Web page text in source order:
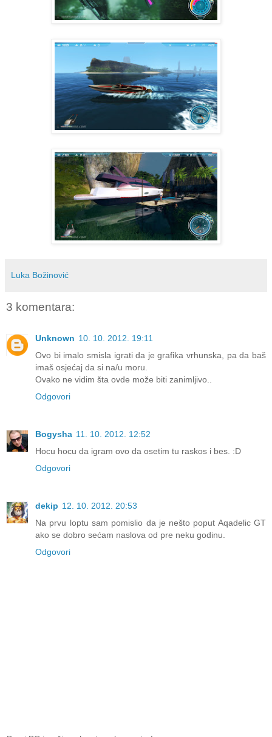
Luka Božinović
3 komentara:
Unknown 10. 10. 2012. 19:11
Ovo bi imalo smisla igrati da je grafika vrhunska, pa da baš
imaš osjećaj da si na/u moru.
Ovako ne vidim šta ovde može biti zanimljivo..
Odgovori
Bogysha 11. 10. 2012. 12:52
Hocu hocu da igram ovo da osetim tu raskos i bes. :D
Odgovori
dekip 12. 10. 2012. 20:53
Na prvu loptu sam pomislio da je nešto poput Aqadelic GT
ako se dobro sećam naslova od pre neku godinu.
Odgovori